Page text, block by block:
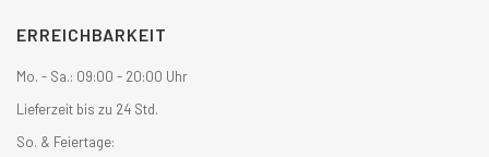
ERREICHBARKEIT
Mo. - Sa.: 09:00 - 20:00 Uhr
Lieferzeit bis zu 24 Std.
So. & Feiertage: